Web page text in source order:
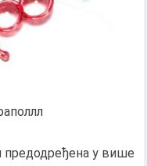
предодређена у више